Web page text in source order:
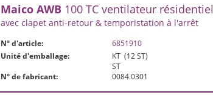
Maico AWB 100 TC ventilateur résidentiel
avec clapet anti-retour & temporistation à l'arrêt
N° d'article:
6851910
Unité d'emballage:
KT (12 ST)
ST
N° de fabricant:
0084.0301